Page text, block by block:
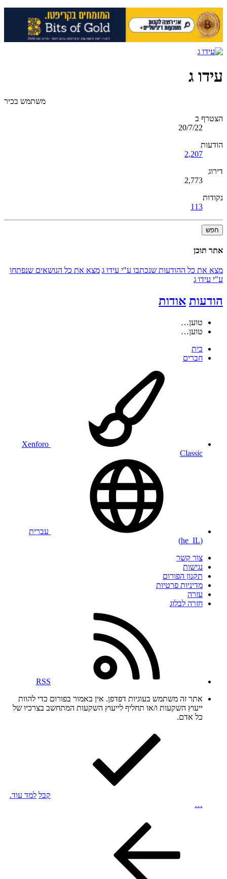
עידו ג
משתמש בכיר
הצטרף ב
20/7/22
הודעות
2,207
דירוג
2,773
נקודות
113
חפש
אתר תוכן
מצא את כל ההודעות שנכתבו ע"י עידו ג מצא את כל הנושאים שנפתחו
ע"י עידו ג
הודעות אודות
טוען…
טוען…
בית
חברים
Xenforo
Classic
עברית
(he_IL)
צור קשר
נגישות
תקנון הפורום
מדיניות פרטיות
עזרה
חזרה לבלוג
RSS
אתר זה משתמש בעוגיות דפדפן. אין באמור בפורום כדי להוות
ייעוץ השקעות ו/או תחליף לייעוץ השקעות המתחשב בצרכיו של
כל אדם.
קבל למד עוד.
…